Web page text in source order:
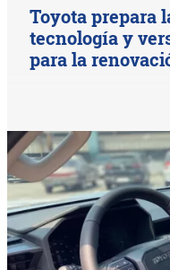
Toyota prepara
tecnología y
para la